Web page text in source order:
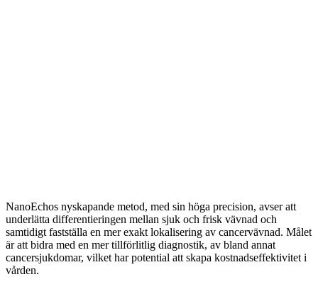
NanoEchos nyskapande metod, med sin höga precision, avser att
underlätta differentieringen mellan sjuk och frisk vävnad och
samtidigt fastställa en mer exakt lokalisering av cancervävnad. Målet
är att bidra med en mer tillförlitlig diagnostik, av bland annat
cancersjukdomar, vilket har potential att skapa kostnadseffektivitet i
vården.